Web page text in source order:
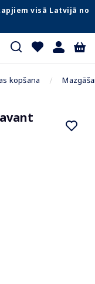
visā Latvijā no
kopšana